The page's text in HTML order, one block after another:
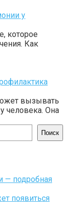
у
которое
Как
вызывать
человека. Она
Поиск
— подробная
появиться